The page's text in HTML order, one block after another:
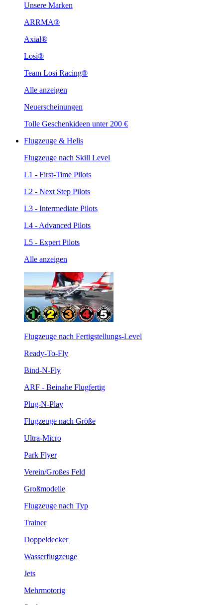
Unsere Marken
ARRMA®
Axial®
Losi®
Team Losi Racing®
Alle anzeigen
Neuerscheinungen
Tolle Geschenkideen unter 200 €
Flugzeuge & Helis
Flugzeuge nach Skill Level
L1 - First-Time Pilots
L2 - Next Step Pilots
L3 - Intermediate Pilots
L4 - Advanced Pilots
L5 - Expert Pilots
Alle anzeigen
Flugzeuge nach Fertigstellungs-Level
Ready-To-Fly
Bind-N-Fly
ARF - Beinahe Flugfertig
Plug-N-Play
Flugzeuge nach Größe
Ultra-Micro
Park Flyer
Verein/Großes Feld
Großmodelle
Flugzeuge nach Typ
Trainer
Doppeldecker
Wasserflugzeuge
Jets
Mehrmotorig